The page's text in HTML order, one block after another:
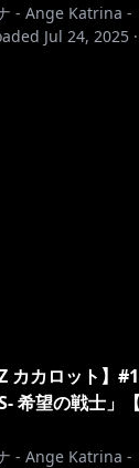
￣￣￣￣￣￣
ジが名前の隣
の絵文字がつ
れるメンバー
- Ange Katrina -
Jul 24, 2025 ·
カカロット】
希望の戦士」
- Ange Katrina -